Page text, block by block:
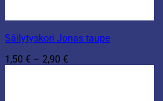
Säilytyskori Jonas taupe
1,50 € – 2,90 €